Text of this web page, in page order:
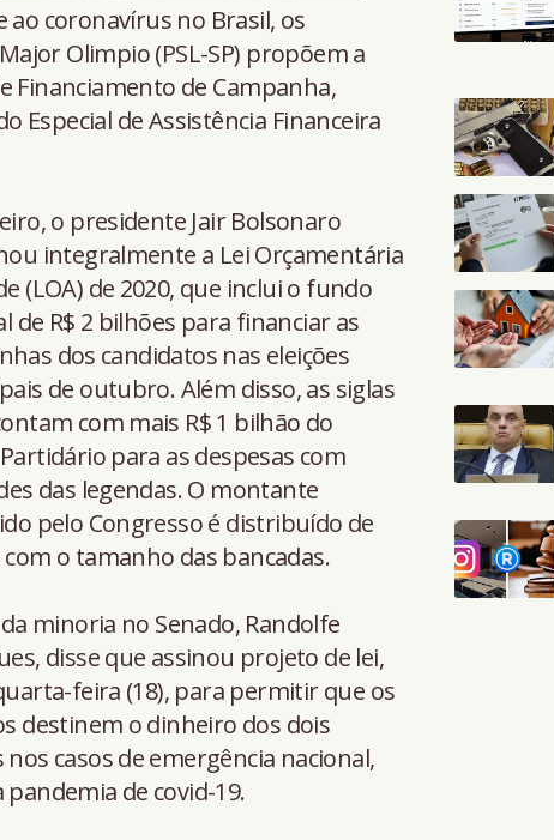
ao coronavírus no Brasil, os
Olimpio (PSL-SP) propõem a
Financiamento de Campanha,
Especial de Assistência Financeira
o presidente Jair Bolsonaro
integralmente a Lei Orçamentária
(LOA) de 2020, que inclui o fundo
de R$ 2 bilhões para financiar as
dos candidatos nas eleições
de outubro. Além disso, as siglas
com mais R$ 1 bilhão do
para as despesas com
das legendas. O montante
pelo Congresso é distribuído de
o tamanho das bancadas.
minoria no Senado, Randolfe
disse que assinou projeto de lei,
feira (18), para permitir que os
destinem o dinheiro dos dois
casos de emergência nacional,
pandemia de covid-19.